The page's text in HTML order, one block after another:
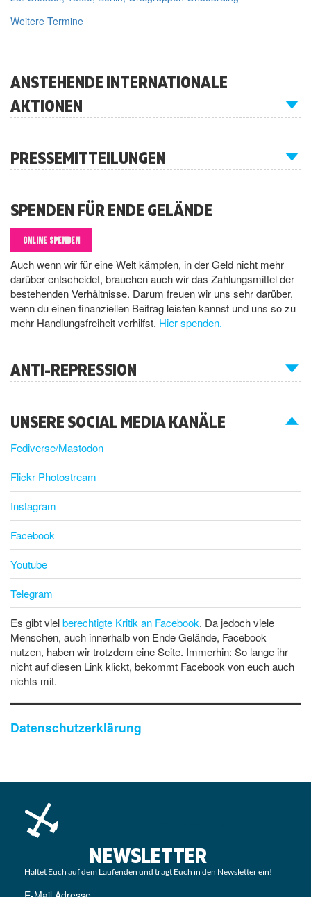
Weitere Termine
ANSTEHENDE INTERNATIONALE
AKTIONEN
PRESSEMITTEILUNGEN
SPENDEN FÜR ENDE GELÄNDE
ONLINE SPENDEN
Auch wenn wir für eine Welt kämpfen, in der Geld nicht mehr
darüber entscheidet, brauchen auch wir das Zahlungsmittel der
bestehenden Verhältnisse. Darum freuen wir uns sehr darüber,
wenn du einen finanziellen Beitrag leisten kannst und uns so zu
mehr Handlungsfreiheit verhilfst. Hier spenden.
ANTI-REPRESSION
UNSERE SOCIAL MEDIA KANÄLE
Fediverse/Mastodon
Flickr Photostream
Instagram
Facebook
Youtube
Telegram
Es gibt vielberechtigte Kritik an Facebook. Da jedoch viele
Menschen, auch innerhalb von Ende Gelände, Facebook
nutzen, haben wir trotzdem eine Seite. Immerhin: So lange ihr
nicht auf diesen Link klickt, bekommt Facebook von euch auch
nichts mit.
Datenschutzerklärung
NEWSLETTER
Haltet Euch auf dem Laufenden und tragt Euch in den Newsletter ein!